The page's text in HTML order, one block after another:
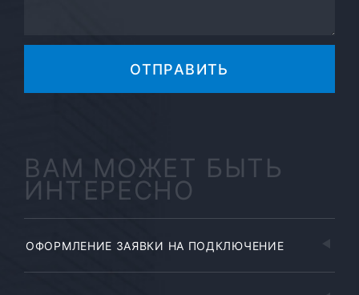
ОТПРАВИТЬ
ВАМ МОЖЕТ БЫТЬ
ИНТЕРЕСНО
ОФОРМЛЕНИЕ ЗАЯВКИ НА ПОДКЛЮЧЕНИЕ